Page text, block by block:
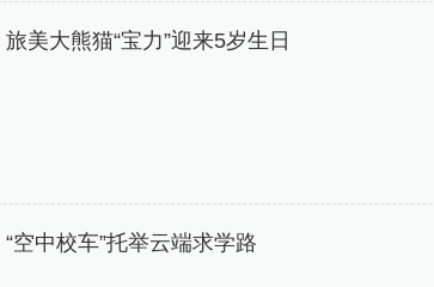
旅美大熊猫“宝力”迎来5岁生日
“空中校车”托举云端求学路